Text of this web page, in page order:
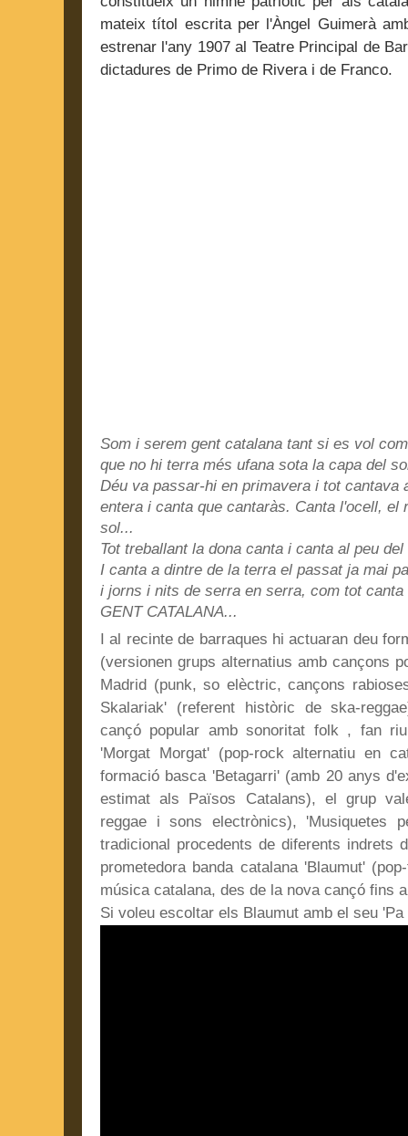
mateix títol escrita per l'Àngel Guimerà
estrenar l'any 1907 al Teatre Principal de
dictadures de Primo de Rivera i de Franco.
Som i serem gent catalana tant si es vol
que no hi terra més ufana sota la capa del
Déu va passar-hi en primavera i tot cantava
entera i canta que cantaràs. Canta l'ocell, el
sol...
Tot treballant la dona canta i canta al peu
I canta a dintre de la terra el passat ja mai
i jorns i nits de serra en serra, com tot
GENT CATALANA...
I al recinte de barraques hi actuaran deu
(versionen grups alternatius amb cançons
Madrid (punk, so elèctric, cançons
Skalariak' (referent històric de ska-
cançó popular amb sonoritat folk , fan
'Morgat Morgat' (pop-rock alternatiu en
formació basca 'Betagarri' (amb 20 anys
estimat als Països Catalans), el grup
reggae i sons electrònics), 'Musiquetes
tradicional procedents de diferents indrets
prometedora banda catalana 'Blaumut'
música catalana, des de la nova cançó fins
Si voleu escoltar els Blaumut amb el seu